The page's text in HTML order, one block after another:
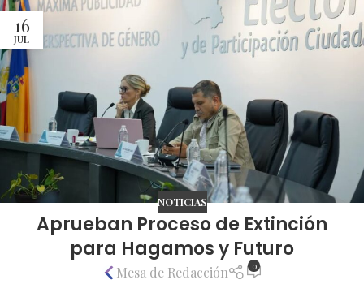
16
JUL
NOTICIAS
Aprueban Proceso de Extinción
para Hagamos y Futuro
Mesa de Redacción 0